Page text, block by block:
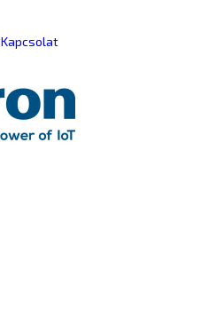
Kapcsolat